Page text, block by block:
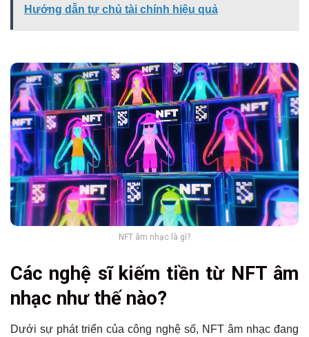
Hướng dẫn tự chủ tài chính hiệu quả
NFT âm nhạc là gì?
Các nghệ sĩ kiếm tiền từ NFT âm
nhạc như thế nào?
Dưới sự phát triển của công nghệ số, NFT âm nhạc đang